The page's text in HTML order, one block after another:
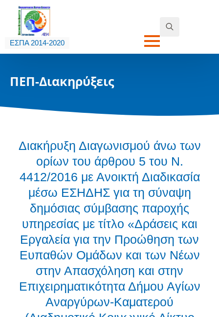
ΕΣΠΑ 2014-2020
Search
ΠΕΠ-Διακηρύξεις
Διακήρυξη Διαγωνισμού άνω των
ορίων του άρθρου 5 του Ν.
4412/2016 με Ανοικτή Διαδικασία
μέσω ΕΣΗΔΗΣ για τη σύναψη
δημόσιας σύμβασης παροχής
υπηρεσίας με τίτλο «Δράσεις και
Εργαλεία για την Προώθηση των
Ευπαθών Ομάδων και των Νέων
στην Απασχόληση και στην
Επιχειρηματικότητα Δήμου Αγίων
Αναργύρων-Καματερού